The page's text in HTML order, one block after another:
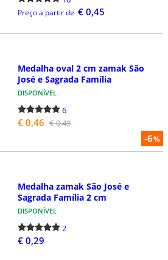
Preço a partir de € 0,45
-6%
Medalha oval 2 cm zamak São
José e Sagrada Família
DISPONÍVEL
6
€ 0,46 € 0,49
Medalha zamak São José e
Sagrada Família 2 cm
DISPONÍVEL
2
€ 0,29